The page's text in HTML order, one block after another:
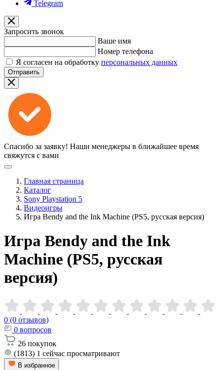
Telegram
Запросить звонок
Ваше имя
Номер телефона
Я согласен на обработку персональных данных
Отправить
Спасибо за заявку! Наши менеджеры в ближайшее время
свяжутся с вами
Главная страница
Каталог
Sony Playstation 5
Видеоигры
Игра Bendy and the Ink Machine (PS5, русская версия)
Игра Bendy and the Ink
Machine (PS5, русская
версия)
0 (0 отзывов)
0 вопросов
26 покупок
(1813) 1 сейчас просматривают
В избранное